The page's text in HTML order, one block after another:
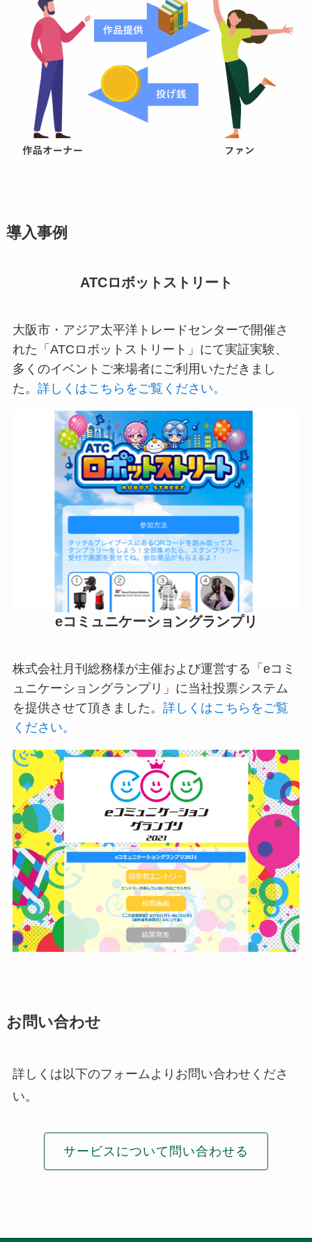
導入事例
ATCロボットストリート
大阪市・アジア太平洋トレードセンターで開催さ
れた「ATCロボットストリート」にて実証実験、
多くのイベントご来場者にご利用いただきまし
た。 詳しくはこちらをご覧ください。
eコミュニケーショングランプリ
株式会社月刊総務様が主催および運営する「eコミ
ュニケーショングランプリ」に当社投票システム
を提供させて頂きました。 詳しくはこちらをご覧
ください。
お問い合わせ
詳しくは以下のフォームよりお問い合わせくださ
い。
サービスについて問い合わせる